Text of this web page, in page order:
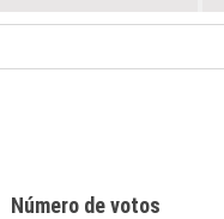
Número de votos